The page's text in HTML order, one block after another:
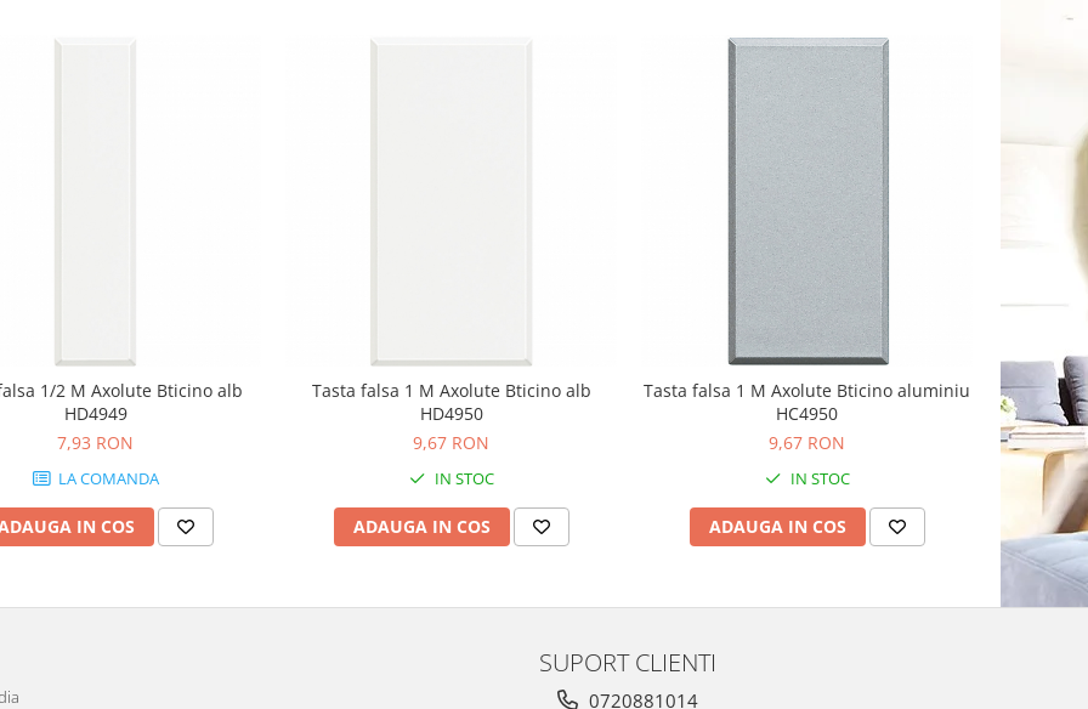
1/2 M Axolute Bticino alb
HD4949
7,93 RON
LA COMANDA
IN COS
Tasta falsa 1 M Axolute Bticino alb
HD4950
9,67 RON
IN STOC
ADAUGA IN COS
Tasta falsa 1 M Axolute Bticino aluminiu
HC4950
9,67 RON
IN STOC
ADAUGA IN COS
Tasta
SUPORT CLIENTI
0720881014